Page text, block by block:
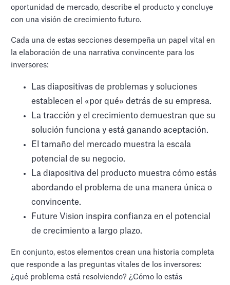
oportunidad de mercado, describe el producto y concluye
con una visión de crecimiento futuro.
Cada una de estas secciones desempeña un papel vital en
la elaboración de una narrativa convincente para los
inversores:
Las diapositivas de problemas y soluciones
establecen el «por qué» detrás de su empresa.
La tracción y el crecimiento demuestran que su
solución funciona y está ganando aceptación.
El tamaño del mercado muestra la escala
potencial de su negocio.
La diapositiva del producto muestra cómo estás
abordando el problema de una manera única o
convincente.
Future Vision inspira confianza en el potencial
de crecimiento a largo plazo.
En conjunto, estos elementos crean una historia completa
que responde a las preguntas vitales de los inversores:
¿qué problema está resolviendo? ¿Cómo lo estás